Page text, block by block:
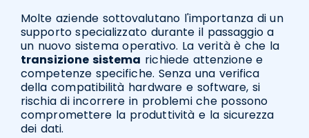
Molte aziende sottovalutano l'importanza di un
supporto specializzato durante il passaggio a
un nuovo sistema operativo. La verità è che la
transizione sistema richiede attenzione e
competenze specifiche. Senza una verifica
della compatibilità hardware e software, si
rischia di incorrere in problemi che possono
compromettere la produttività e la sicurezza
dei dati.